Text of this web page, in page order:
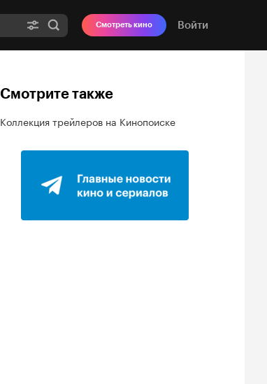
Смотреть кино Войти
Смотрите также
Коллекция трейлеров на Кинопоиске